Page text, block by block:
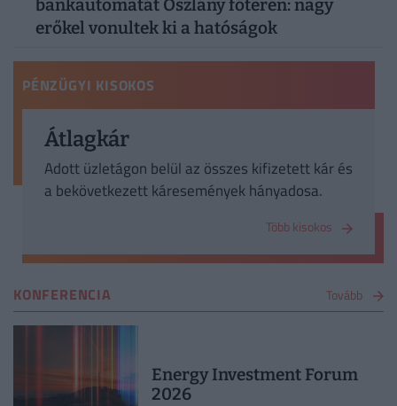
bankautomatát Oszlány főterén: nagy
erőkel vonultek ki a hatóságok
PÉNZÜGYI KISOKOS
Átlagkár
Adott üzletágon belül az összes kifizetett kár és
a bekövetkezett káresemények hányadosa.
Több kisokos
KONFERENCIA Tovább
Energy Investment Forum
2026